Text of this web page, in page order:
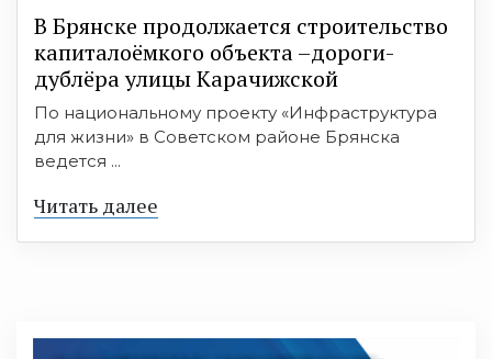
В Брянске продолжается строительство
капиталоёмкого объекта –дороги-
дублёра улицы Карачижской
По национальному проекту «Инфраструктура
для жизни» в Советском районе Брянска
ведется ...
Читать далее